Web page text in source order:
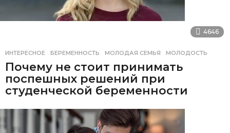
4646
ИНТЕРЕСНОЕ БЕРЕМЕННОСТЬ ,МОЛОДАЯ СЕМЬЯ ,МОЛОДОСТЬ
Почему не стоит принимать
поспешных решений при
студенческой беременности